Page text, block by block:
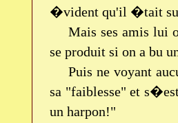
�vident qu'il �tait
Mais ses amis lui
se produit si on a bu
Puis ne voyant
sa "faiblesse" et
un harpon!"